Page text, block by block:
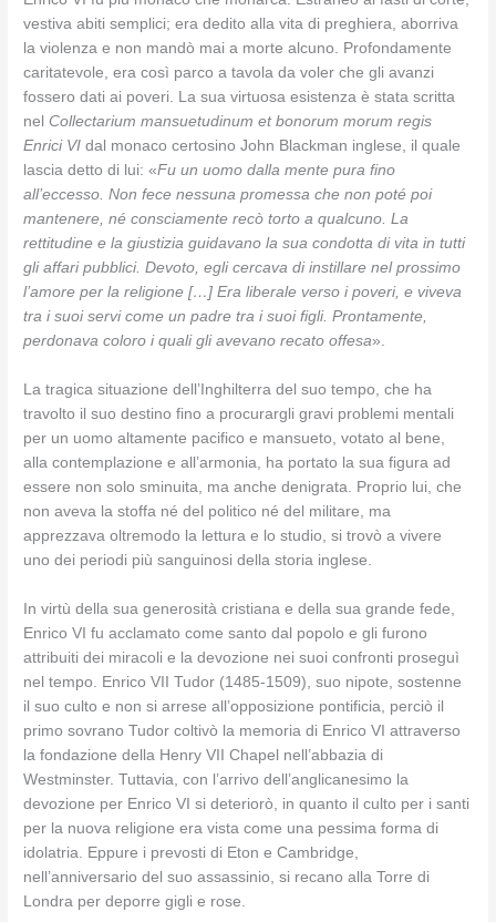
vestiva abiti semplici; era dedito alla vita di preghiera, aborriva
la violenza e non mandò mai a morte alcuno. Profondamente
caritatevole, era così parco a tavola da voler che gli avanzi
fossero dati ai poveri. La sua virtuosa esistenza è stata scritta
nel Collectarium mansuetudinum et bonorum morum regis
Enrici VI dal monaco certosino John Blackman inglese, il quale
lascia detto di lui: «Fu un uomo dalla mente pura fino
all’eccesso. Non fece nessuna promessa che non poté poi
mantenere, né consciamente recò torto a qualcuno. La
rettitudine e la giustizia guidavano la sua condotta di vita in tutti
gli affari pubblici. Devoto, egli cercava di instillare nel prossimo
l’amore per la religione […] Era liberale verso i poveri, e viveva
tra i suoi servi come un padre tra i suoi figli. Prontamente,
perdonava coloro i quali gli avevano recato offesa».
La tragica situazione dell’Inghilterra del suo tempo, che ha
travolto il suo destino fino a procurargli gravi problemi mentali
per un uomo altamente pacifico e mansueto, votato al bene,
alla contemplazione e all’armonia, ha portato la sua figura ad
essere non solo sminuita, ma anche denigrata. Proprio lui, che
non aveva la stoffa né del politico né del militare, ma
apprezzava oltremodo la lettura e lo studio, si trovò a vivere
uno dei periodi più sanguinosi della storia inglese.
In virtù della sua generosità cristiana e della sua grande fede,
Enrico VI fu acclamato come santo dal popolo e gli furono
attribuiti dei miracoli e la devozione nei suoi confronti proseguì
nel tempo. Enrico VII Tudor (1485-1509), suo nipote, sostenne
il suo culto e non si arrese all’opposizione pontificia, perciò il
primo sovrano Tudor coltivò la memoria di Enrico VI attraverso
la fondazione della Henry VII Chapel nell’abbazia di
Westminster. Tuttavia, con l’arrivo dell’anglicanesimo la
devozione per Enrico VI si deteriorò, in quanto il culto per i santi
per la nuova religione era vista come una pessima forma di
idolatria. Eppure i prevosti di Eton e Cambridge,
nell’anniversario del suo assassinio, si recano alla Torre di
Londra per deporre gigli e rose.